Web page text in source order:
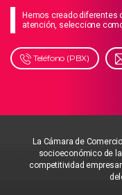
Hemos creado diferentes
atención, seleccione
Teléfono (PBX)
La Cámara de
socioeconómico de
competitividad